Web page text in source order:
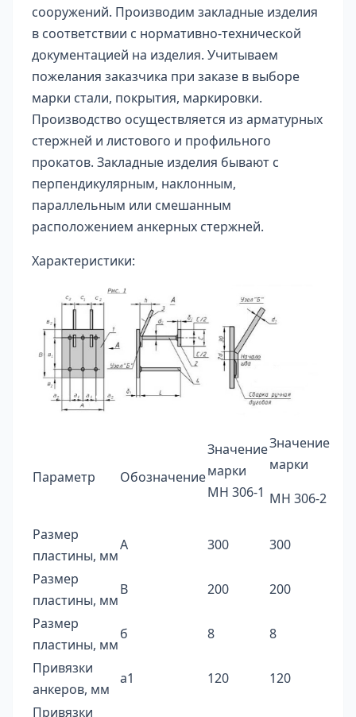
сооружений. Производим закладные изделия
в соответствии с нормативно-технической
документацией на изделия. Учитываем
пожелания заказчика при заказе в выборе
марки стали, покрытия, маркировки.
Производство осуществляется из арматурных
стержней и листового и профильного
прокатов. Закладные изделия бывают с
перпендикулярным, наклонным,
параллельным или смешанным
расположением анкерных стержней.
Характеристики:
Параметр Обозначение
Значение
марки
МН 306-1
Значение
марки
МН 306-2
Размер
пластины, мм
А 300
300
Размер
пластины, мм
В 200
200
Размер
пластины, мм
б 8
8
Привязки
анкеров, мм
а1 120
120
Привязки